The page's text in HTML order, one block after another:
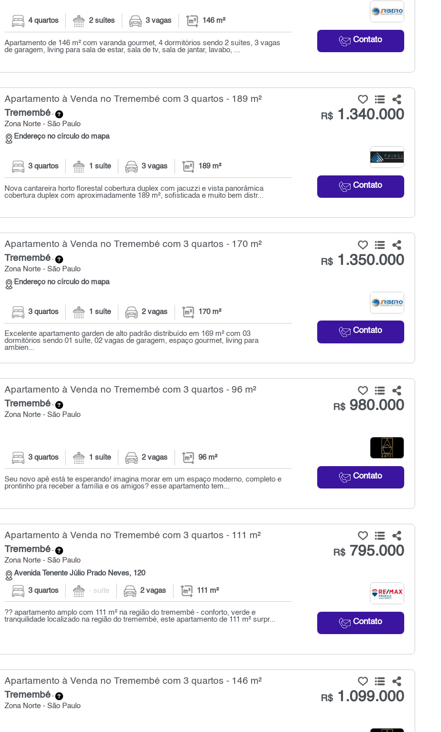
Contato
4 quartos 2 suítes 3 vagas 146 m²
Apartamento de 146 m² com varanda gourmet, 4 dormitórios sendo 2 suítes, 3 vagas
de garagem, living para sala de estar, sala de tv, sala de jantar, lavabo, ...
Apartamento à Venda no Tremembé com 3 quartos - 189 m²
Tremembé-
Zona Norte - São Paulo
Endereço no círculo do mapa
R$1.340.000
Contato
3 quartos 1 suíte 3 vagas 189 m²
Nova cantareira horto florestal cobertura duplex com jacuzzi e vista panorâmica
cobertura duplex com aproximadamente 189 m², sofisticada e muito bem distr...
Apartamento à Venda no Tremembé com 3 quartos - 170 m²
Tremembé-
Zona Norte - São Paulo
Endereço no círculo do mapa
R$1.350.000
Contato
3 quartos 1 suíte 2 vagas 170 m²
Excelente apartamento garden de alto padrão distribuído em 169 m² com 03
dormitórios sendo 01 suíte, 02 vagas de garagem, espaço gourmet, living para
ambien...
Apartamento à Venda no Tremembé com 3 quartos - 96 m²
Tremembé-
Zona Norte - São Paulo
R$980.000
Contato
3 quartos 1 suíte 2 vagas 96 m²
Seu novo apê está te esperando! imagina morar em um espaço moderno, completo e
prontinho pra receber a família e os amigos? esse apartamento tem...
Apartamento à Venda no Tremembé com 3 quartos - 111 m²
Tremembé-
Zona Norte - São Paulo
Avenida Tenente Júlio Prado Neves, 120
R$795.000
Contato
3 quartos - suíte 2 vagas 111 m²
?? apartamento amplo com 111 m² na região do tremembé - conforto, verde e
tranquilidade localizado na região do tremembé, este apartamento de 111 m² surpr...
Apartamento à Venda no Tremembé com 3 quartos - 146 m²
Tremembé-
Zona Norte - São Paulo
R$1.099.000